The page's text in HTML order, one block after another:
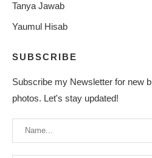
Tanya Jawab
Yaumul Hisab
SUBSCRIBE
Subscribe my Newsletter for new
photos. Let's stay updated!